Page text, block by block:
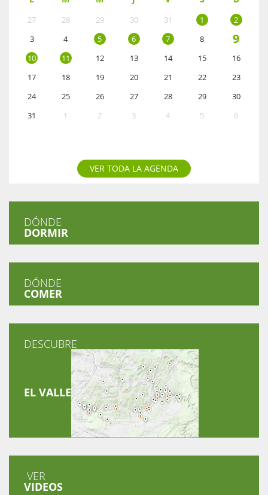
27 28 29 30 31 1
2
3
4 5 6 7 8 9
10 11 12 13 14 15
16
17
18 19 20 21 22
23
24
25 26 27 28 29
30
31
1 2 3 4 5 6
VER TODA LA AGENDA
DÓNDE
DORMIR
DÓNDE
COMER
DESCUBRE
EL VALLE
VER
VIDEOS